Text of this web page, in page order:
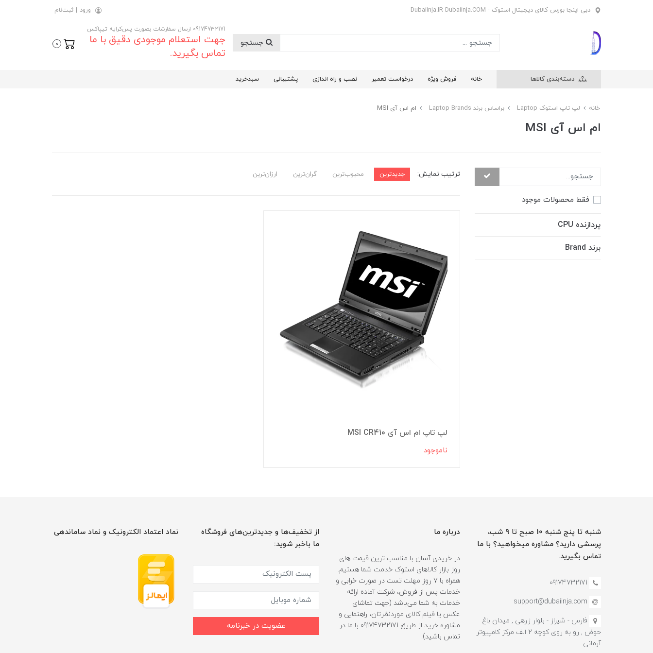
دبی اینجا بورس کالای دیجیتال استوک - Dubaiinja.IR Dubaiinja.COM ورود | ثبت‌نام
09174732171 ارسال سفارشات بصورت پس‌کرایه تیپاکس
جهت استعلام موجودی دقیق با ما
تماس بگیرید.
0
دسته‌بندی کالاها خانه فروش ویژه درخواست تعمیر نصب و راه اندازی پشتیبانی سبدخرید
خانه لپ تاپ استوک Laptop براساس برند Laptop Brands ام اس آی MSI
ام اس آی MSI
فقط محصولات موجود
پردازنده CPU
برند Brand
ترتیب نمایش: جدیدترین محبوب‌ترین گران‌ترین ارزان‌ترین
لپ تاپ ام اس آی MSI CR410
ناموجود
شنبه تا پنج شنبه 10 صبح تا 9 شب،
پرسشی دارید؟ مشاوره میخواهید؟ با ما
تماس بگیرید.
09174732171
support@dubaiinja.com
فارس - شیراز - بلوار زرهی , میدان باغ
حوض , رو به روی کوچه 2 الف مرکز کامپیوتر
آرمانی
درباره ما
در خریدی آسان با مناسب ترین قیمت های
روز بازار کالاهای استوک خدمت شما هستیم.
همراه با 7 روز مهلت تست در صورت خرابی و
خدمات پس از فروش، شرکت آماده ارائه
خدمات به شما می‌باشد (جهت تماشای
عکس یا فیلم کالای موردنظرتان، راهنمایی و
مشاوره خرید از طریق 09174732171 با ما در
تماس باشید).
از تخفیف‌ها و جدیدترین‌های فروشگاه
ما باخبر شوید:
عضویت در خبرنامه
نماد اعتماد الکترونیک و نماد ساماندهی